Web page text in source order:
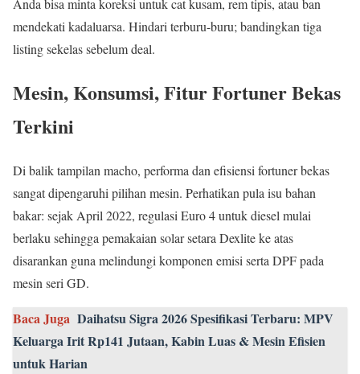
mendekati kadaluarsa. Hindari terburu-buru; bandingkan tiga
listing sekelas sebelum deal.
Mesin, Konsumsi, Fitur Fortuner Bekas
Terkini
Di balik tampilan macho, performa dan efisiensi fortuner bekas
sangat dipengaruhi pilihan mesin. Perhatikan pula isu bahan
bakar: sejak April 2022, regulasi Euro 4 untuk diesel mulai
berlaku sehingga pemakaian solar setara Dexlite ke atas
disarankan guna melindungi komponen emisi serta DPF pada
mesin seri GD.
Baca Juga Daihatsu Sigra 2026 Spesifikasi Terbaru: MPV
Keluarga Irit Rp141 Jutaan, Kabin Luas & Mesin Efisien
untuk Harian